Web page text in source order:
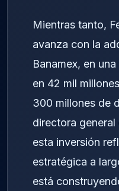
Mientras tanto,
avanza con la
Banamex, en
en 42 mil
300 millones de
directora
esta inversión
estratégica a
está